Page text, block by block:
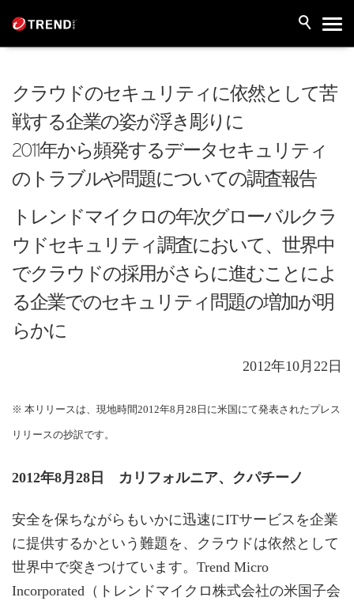
クラウドのセキュリティに依然として苦
戦する企業の姿が浮き彫りに
2011年から頻発するデータセキュリティ
のトラブルや問題についての調査報告
トレンドマイクロの年次グローバルクラ
ウドセキュリティ調査において、世界中
でクラウドの採用がさらに進むことによ
る企業でのセキュリティ問題の増加が明
らかに
2012年10月22日
※ 本リリースは、現地時間2012年8月28日に米国にて発表されたプレス
リリースの抄訳です。
2012年8月28日 カリフォルニア、クパチーノ
安全を保ちながらもいかに迅速にITサービスを企業
に提供するかという難題を、クラウドは依然として
世界中で突きつけています。Trend Micro
Incorporated（トレンドマイクロ株式会社の米国子会